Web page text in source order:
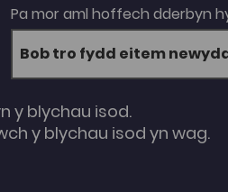
Pa mor aml hoffech dderbyn
y blychau isod.
y blychau isod yn wag.